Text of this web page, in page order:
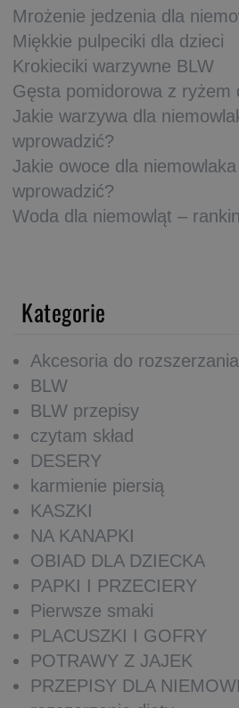
Mrożenie jedzenia dla
Miękkie pulpeciki dla dzieci
Krokieciki warzywne BLW
Gęsta pomidorowa z ryżem
Jakie warzywa dla
wprowadzić?
Jakie owoce dla
wprowadzić?
Woda dla niemowląt –
Kategorie
Akcesoria do
BLW
BLW przepisy
czytam skład
DESERY
karmienie piersią
KASZKI
NA KANAPKI
OBIAD DLA DZIECKA
PAPKI I PRZECIERY
Pierwsze smaki
PLACUSZKI I GOFRY
POTRAWY Z JAJEK
PRZEPISY DLA